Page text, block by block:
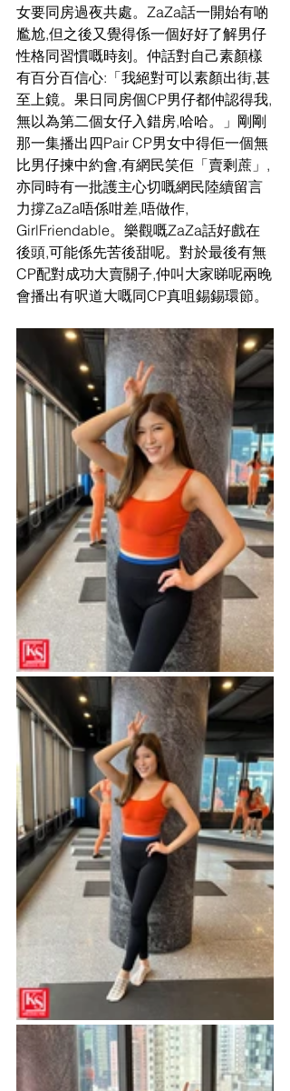
女要同房過夜共處。ZaZa話一開始有啲
尷尬,但之後又覺得係一個好好了解男仔
性格同習慣嘅時刻。仲話對自己素顏樣
有百分百信心:「我絕對可以素顏出街,甚
至上鏡。果日同房個CP男仔都仲認得我,
無以為第二個女仔入錯房,哈哈。」剛剛
那一集播出四Pair CP男女中得佢一個無
比男仔揀中約會,有網民笑佢「賣剩蔗」,
亦同時有一批護主心切嘅網民陸續留言
力撐ZaZa唔係咁差,唔做作,
GirlFriendable。樂觀嘅ZaZa話好戲在
後頭,可能係先苦後甜呢。對於最後有無
CP配對成功大賣關子,仲叫大家睇呢兩晚
會播出有呎道大嘅同CP真咀錫錫環節。